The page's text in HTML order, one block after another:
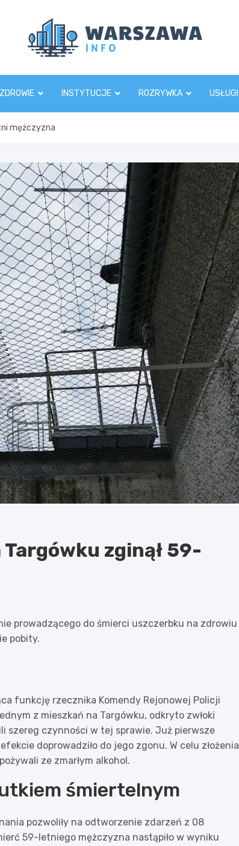
ZDROWIE INSTYTUCJE ROZRYWKA USŁUGI
mężczyzna
zginął 59-
prowadzącego do śmierci uszczerbku na zdrowiu
pobity.
funkcję rzecznika Komendy Rejonowej Policji
z mieszkań na Targówku, odkryto zwłoki
szereg czynności w tej sprawie. Już pierwsze
doprowadziło do jego zgonu. W celu złożenia
ze zmarłym alkohol.
śmiertelnym
pozwoliły na odtworzenie zdarzeń z 08
59-letniego mężczyzna nastąpiło w wyniku